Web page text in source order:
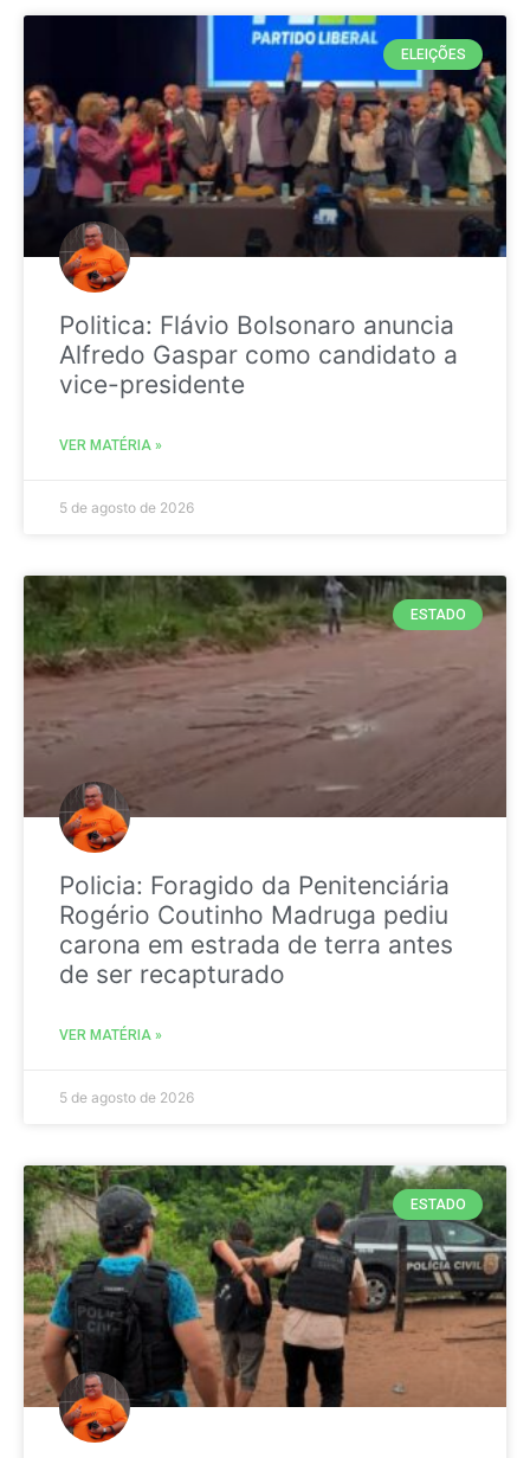
ELEIÇÕES
Politica: Flávio Bolsonaro anuncia
Alfredo Gaspar como candidato a
vice-presidente
VER MATÉRIA »
5 de agosto de 2026
ESTADO
Policia: Foragido da Penitenciária
Rogério Coutinho Madruga pediu
carona em estrada de terra antes
de ser recapturado
VER MATÉRIA »
5 de agosto de 2026
ESTADO